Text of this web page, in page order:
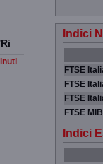
Indici
FTSE
FTSE
FTSE
FTSE MIB
Indici